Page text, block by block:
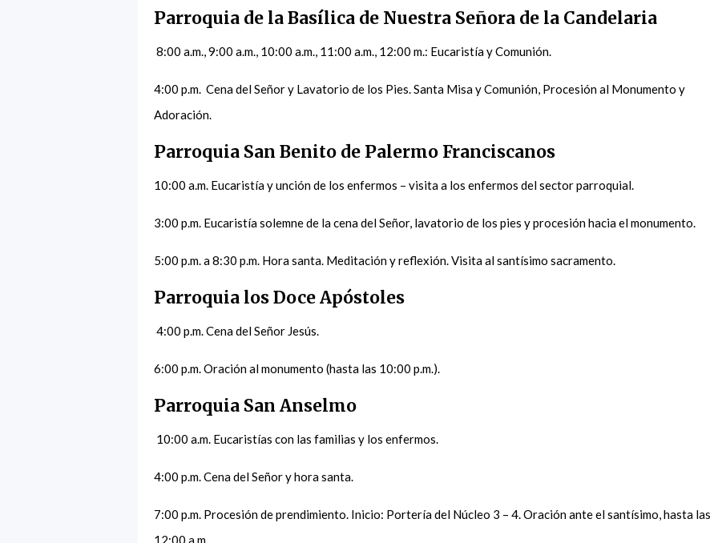
Parroquia de la Basílica de Nuestra Señora de la Candelaria
8:00 a.m., 9:00 a.m., 10:00 a.m., 11:00 a.m., 12:00 m.: Eucaristía y Comunión.
4:00 p.m. Cena del Señor y Lavatorio de los Pies. Santa Misa y Comunión, Procesión al Monumento y
Adoración.
Parroquia San Benito de Palermo Franciscanos
10:00 a.m. Eucaristía y unción de los enfermos – visita a los enfermos del sector parroquial.
3:00 p.m. Eucaristía solemne de la cena del Señor, lavatorio de los pies y procesión hacia el monumento.
5:00 p.m. a 8:30 p.m. Hora santa. Meditación y reflexión. Visita al santísimo sacramento.
Parroquia los Doce Apóstoles
4:00 p.m. Cena del Señor Jesús.
6:00 p.m. Oración al monumento (hasta las 10:00 p.m.).
Parroquia San Anselmo
10:00 a.m. Eucaristías con las familias y los enfermos.
4:00 p.m. Cena del Señor y hora santa.
7:00 p.m. Procesión de prendimiento. Inicio: Portería del Núcleo 3 – 4. Oración ante el santísimo, hasta las
12:00 a.m.